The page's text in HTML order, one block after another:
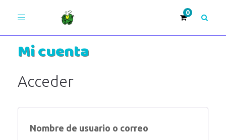
Toggle
Mi cuenta
Acceder
Nombre de usuario o correo